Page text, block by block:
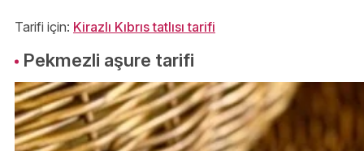
Tarifi için: Kirazlı Kıbrıs tatlısı tarifi
Pekmezli aşure tarifi